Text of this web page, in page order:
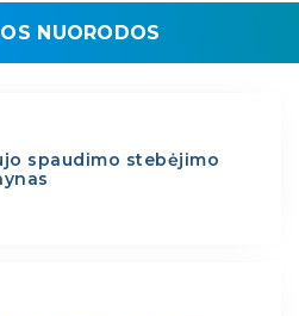
NUORODOS
spaudimo stebėjimo